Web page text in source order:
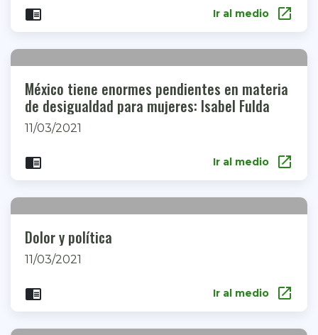
chrome_reader_mode Ir al medio open_in_new
México tiene enormes pendientes en materia
de desigualdad para mujeres: Isabel Fulda
11/03/2021
chrome_reader_mode Ir al medio open_in_new
Dolor y política
11/03/2021
chrome_reader_mode Ir al medio open_in_new